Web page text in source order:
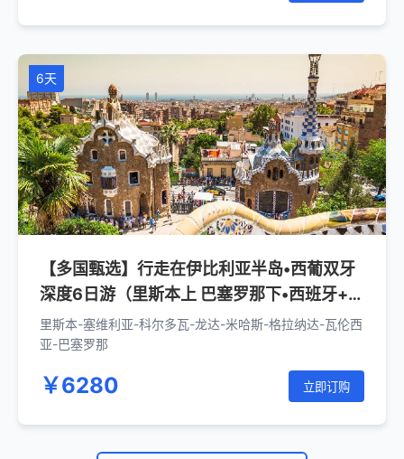
6天
【多国甄选】行走在伊比利亚半岛•西葡双牙
深度6日游（里斯本上 巴塞罗那下•西班牙+葡
萄牙）
里斯本-塞维利亚-科尔多瓦-龙达-米哈斯-格拉纳达-瓦伦西
亚-巴塞罗那
￥6280 立即订购